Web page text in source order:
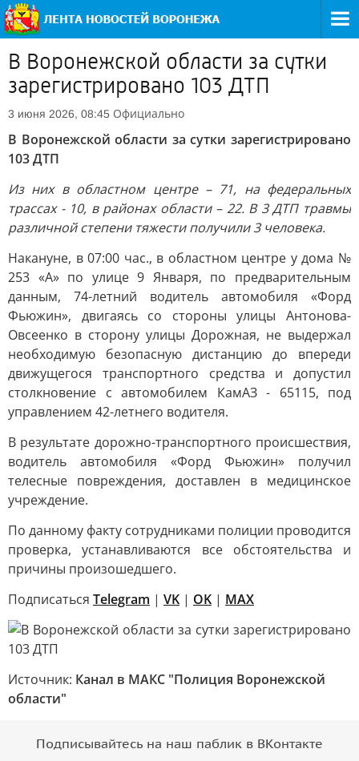
В Воронежской области за сутки
зарегистрировано 103 ДТП
3 июня 2026, 08:45 Официально
В Воронежской области за сутки зарегистрировано
103 ДТП
Из них в областном центре – 71, на федеральных
трассах - 10, в районах области – 22. В 3 ДТП травмы
различной степени тяжести получили 3 человека.
Накануне, в 07:00 час., в областном центре у дома №
253 «А» по улице 9 Января, по предварительным
данным, 74-летний водитель автомобиля «Форд
Фьюжин», двигаясь со стороны улицы Антонова-
Овсеенко в сторону улицы Дорожная, не выдержал
необходимую безопасную дистанцию до впереди
движущегося транспортного средства и допустил
столкновение с автомобилем КамАЗ - 65115, под
управлением 42-летнего водителя.
В результате дорожно-транспортного происшествия,
водитель автомобиля «Форд Фьюжин» получил
телесные повреждения, доставлен в медицинское
учреждение.
По данному факту сотрудниками полиции проводится
проверка, устанавливаются все обстоятельства и
причины произошедшего.
Подписаться Telegram | VK | OK | MAX
Источник: Канал в МАКС "Полиция Воронежской
области"
Подписывайтесь на наш паблик в ВКонтакте